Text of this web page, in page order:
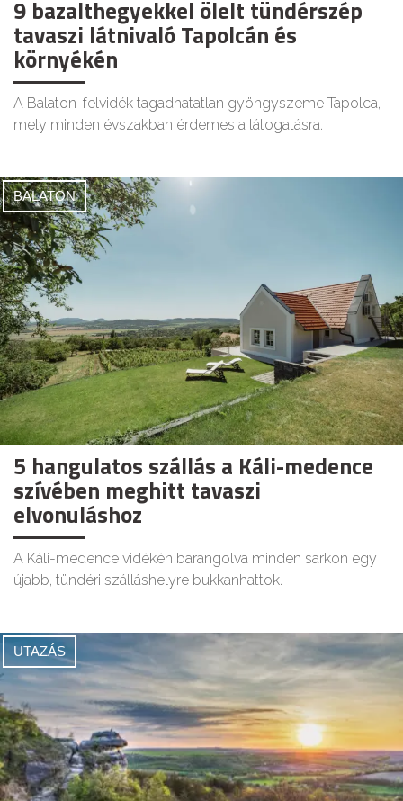
9 bazalthegyekkel ölelt tündérszép
tavaszi látnivaló Tapolcán és
környékén
A Balaton-felvidék tagadhatatlan gyöngyszeme Tapolca,
mely minden évszakban érdemes a látogatásra.
BALATON
5 hangulatos szállás a Káli-medence
szívében meghitt tavaszi
elvonuláshoz
A Káli-medence vidékén barangolva minden sarkon egy
újabb, tündéri szálláshelyre bukkanhattok.
UTAZÁS